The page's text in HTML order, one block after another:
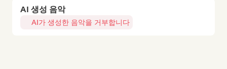
AI 생성 음악
AI가 생성한 음악을 거부합니다